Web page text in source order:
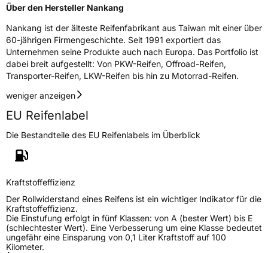
Rollgeräusch (Klasse)B
Rollgeräusch (dB) 72
FahrzeugklasseC1
3PMSF / Schneeflockensymbol / Alpine-Symbol
EPREL ID935567
Allgemeine Produktsicherheit (GPSR)
Herstellerkontakt
Niederlande, shane@nankang.eu
Über den Hersteller Nankang
Nankang ist der älteste Reifenfabrikant aus Taiwan mit einer über
60-jährigen Firmengeschichte. Seit 1991 exportiert das
Unternehmen seine Produkte auch nach Europa. Das Portfolio ist
dabei breit aufgestellt: Von PKW-Reifen, Offroad-Reifen,
Transporter-Reifen, LKW-Reifen bis hin zu Motorrad-Reifen.
weniger anzeigen
EU Reifenlabel
Die Bestandteile des EU Reifenlabels im Überblick
Kraftstoffeffizienz
Der Rollwiderstand eines Reifens ist ein wichtiger Indikator für die
Kraftstoffeffizienz.
Die Einstufung erfolgt in fünf Klassen: von A (bester Wert) bis E
(schlechtester Wert). Eine Verbesserung um eine Klasse bedeutet
ungefähr eine Einsparung von 0,1 Liter Kraftstoff auf 100
Kilometer.